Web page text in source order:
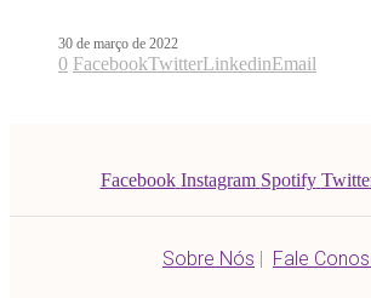
30 de março de 2022
0 FacebookTwitterLinkedinEmail
Facebook Instagram Spotify
Sobre Nós | Fale